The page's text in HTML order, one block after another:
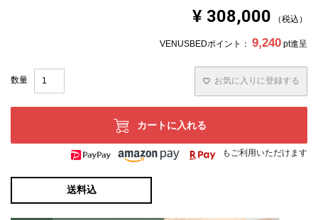
¥ 308,000 税込
VENUSBEDポイント： 9,240 pt進呈
お気に入りに登録する
カートに入れる
もご利用いただけます
送料込